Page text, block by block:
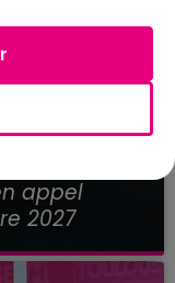
appel
2027